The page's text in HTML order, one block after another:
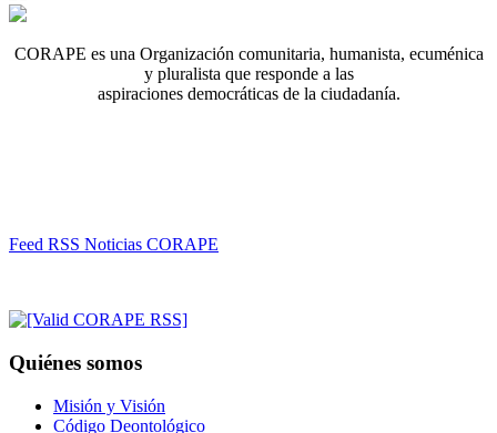
CORAPE es una Organización comunitaria, humanista, ecuménica
y pluralista que responde a las
aspiraciones democráticas de la ciudadanía.
Feed RSS Noticias CORAPE
Quiénes somos
Misión y Visión
Código Deontológico